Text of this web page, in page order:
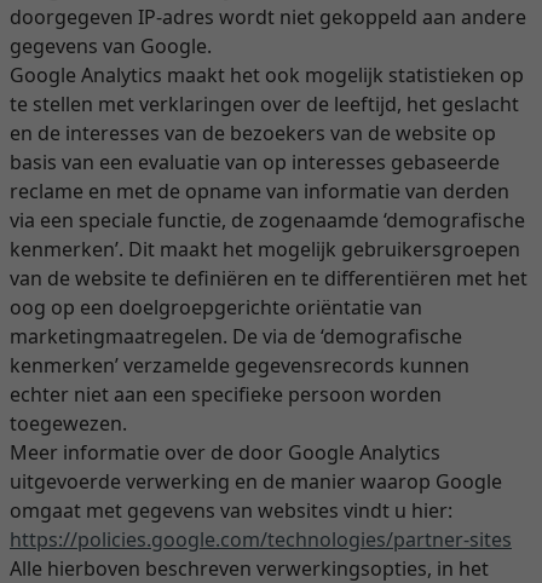
doorgegeven IP-adres wordt niet gekoppeld aan andere
gegevens van Google.
Google Analytics maakt het ook mogelijk statistieken op
te stellen met verklaringen over de leeftijd, het geslacht
en de interesses van de bezoekers van de website op
basis van een evaluatie van op interesses gebaseerde
reclame en met de opname van informatie van derden
via een speciale functie, de zogenaamde ‘demografische
kenmerken’. Dit maakt het mogelijk gebruikersgroepen
van de website te definiëren en te differentiëren met het
oog op een doelgroepgerichte oriëntatie van
marketingmaatregelen. De via de ‘demografische
kenmerken’ verzamelde gegevensrecords kunnen
echter niet aan een specifieke persoon worden
toegewezen.
Meer informatie over de door Google Analytics
uitgevoerde verwerking en de manier waarop Google
omgaat met gegevens van websites vindt u hier:
https://policies.google.com/technologies/partner-sites
Alle hierboven beschreven verwerkingsopties, in het